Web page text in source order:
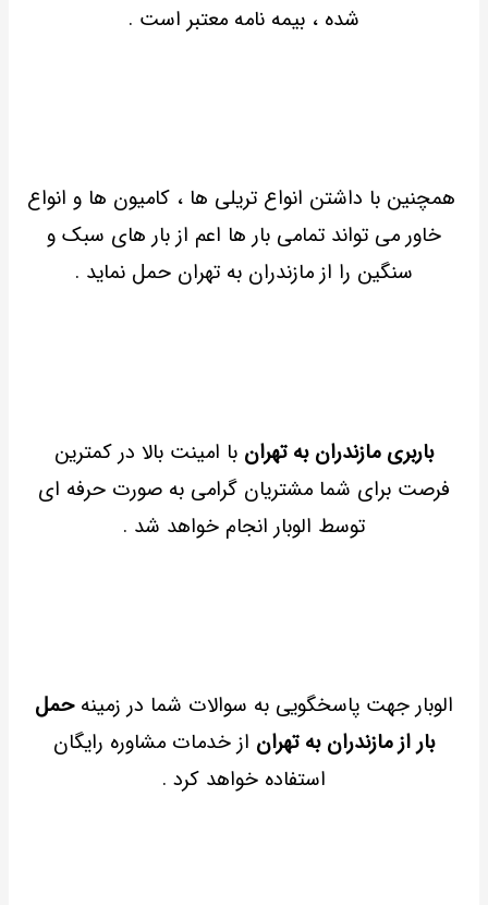
شده ، بیمه نامه معتبر است .
همچنین با داشتن انواع تریلی ها ، کامیون ها و انواع
خاور می تواند تمامی بار ها اعم از بار های سبک و
سنگین را از مازندران به تهران حمل نماید .
باربری مازندران به تهران با امینت بالا در کمترین
فرصت برای شما مشتریان گرامی به صورت حرفه ای
توسط الوبار انجام خواهد شد .
الوبار جهت پاسخگویی به سوالات شما در زمینه حمل
بار از مازندران به تهران از خدمات مشاوره رایگان
استفاده خواهد کرد .